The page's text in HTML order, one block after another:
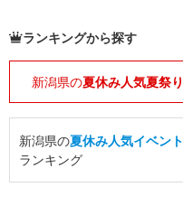
ランキングから探す
新潟県の夏休み人気夏祭り
新潟県の夏休み人気イベント
ランキング